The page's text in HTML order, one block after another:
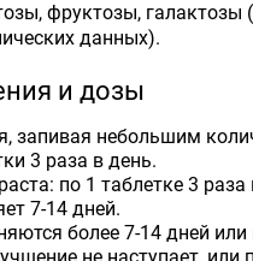
фруктозы, галактозы
данных).
и дозы
запивая небольшим
3 раза в день.
по 1 таблетке 3 раза
7-14 дней.
более 7-14 дней